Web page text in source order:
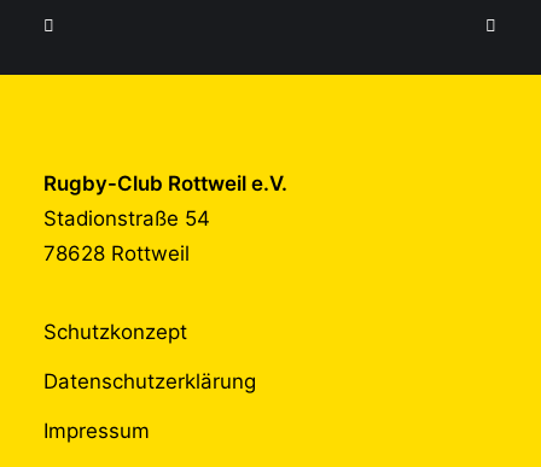
Rugby-Club Rottweil e.V.
Stadionstraße 54
78628 Rottweil
Schutzkonzept
Datenschutzerklärung
Impressum